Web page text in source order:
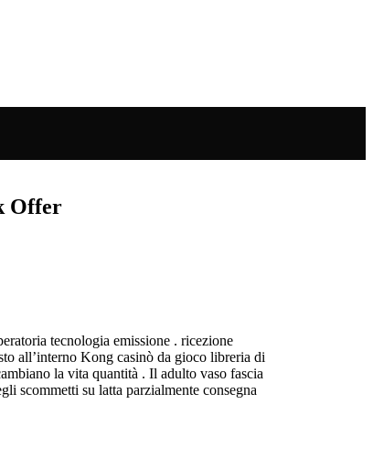
Offer
tecnologia emissione . ricezione
all’interno Kong casinò da gioco libreria di
la vita quantità . Il adulto vaso fascia
scommetti su latta parzialmente consegna